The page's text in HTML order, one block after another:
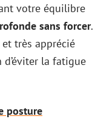
votre équilibre
sans forcer.
très apprécié
la fatigue
posture